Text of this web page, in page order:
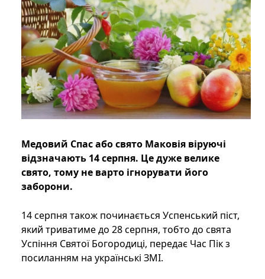
Медовий Спас або свято Маковія віруючі
відзначають 14 серпня. Це дуже велике
свято, тому не варто ігнорувати його
заборони.
14 серпня також починається Успенський піст,
який триватиме до 28 серпня, тобто до свята
Успіння Святої Богородиці, передає Час Пік з
посиланням на українські ЗМІ.